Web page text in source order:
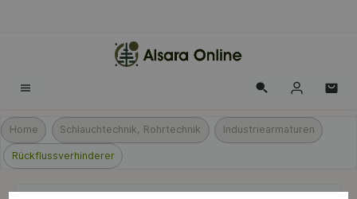
Home Schlauchtechnik, Rohrtechnik Industriearmaturen
Rückflussverhinderer